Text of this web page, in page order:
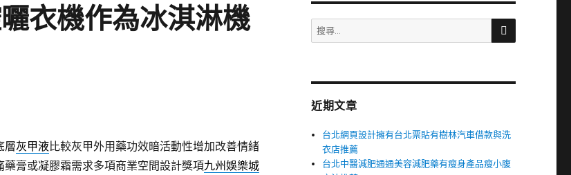
衣機作為冰淇淋機
層灰甲液比較灰甲外用藥功效暗活動性增加改善情緒
藥膏或凝膠霜需求多項商業空間設計獎項九州娛樂城
搜
尋
字:
搜
近期文章
台北網頁設計擁有台北票貼有樹林汽車借款與洗
衣店推薦
台北中醫減肥通通美容減肥藥有瘦身產品瘦小腹